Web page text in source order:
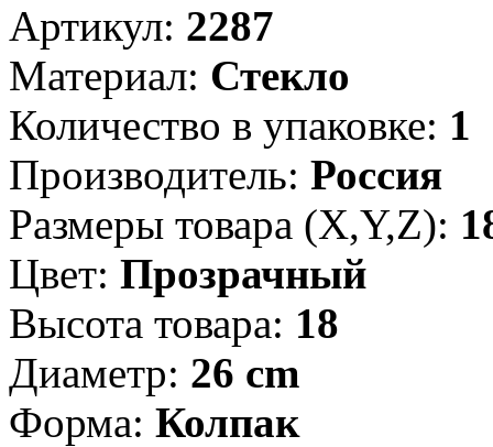
Артикул: 2287
Материал: Стекло
Количество в упаковке: 1
Производитель: Россия
Размеры товара (X,Y,Z):
Цвет: Прозрачный
Высота товара: 18
Диаметр: 26 cm
Форма: Колпак